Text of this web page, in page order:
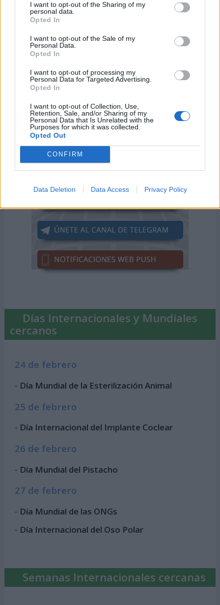
I want to opt-out of the Sharing of my
personal data.
Opted In
I want to opt-out of the Sale of my
Personal Data.
Opted In
I want to opt-out of processing my
Personal Data for Targeted Advertising.
Opted In
I want to opt-out of Collection, Use,
Retention, Sale, and/or Sharing of my
Personal Data that Is Unrelated with the
Purposes for which it was collected.
Opted Out
CONFIRM
Data Deletion Data Access Privacy Policy
Día Internacional de la Lucha
contra las Tormentas de Arena y
12 de julio de 2026
18 de septiembre
Días Internacionales y Mundiales
cercanos
24 de febrero
- Día Mundial de la Esterilización Animal
25 de febrero
- Día Internacional del Implante Coclear
26 de febrero
- Día Mundial del Pistacho
27 de febrero
- Día Mundial de las ONGs
- Día Internacional del Oso Polar
Semanas Internacionales cercanas